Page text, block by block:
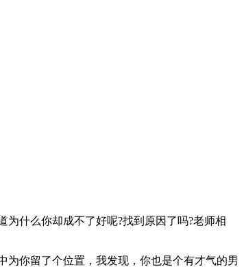
什么你却成不了好呢?找到原因了吗?老师相
你留了个位置，我发现，你也是个有才气的男